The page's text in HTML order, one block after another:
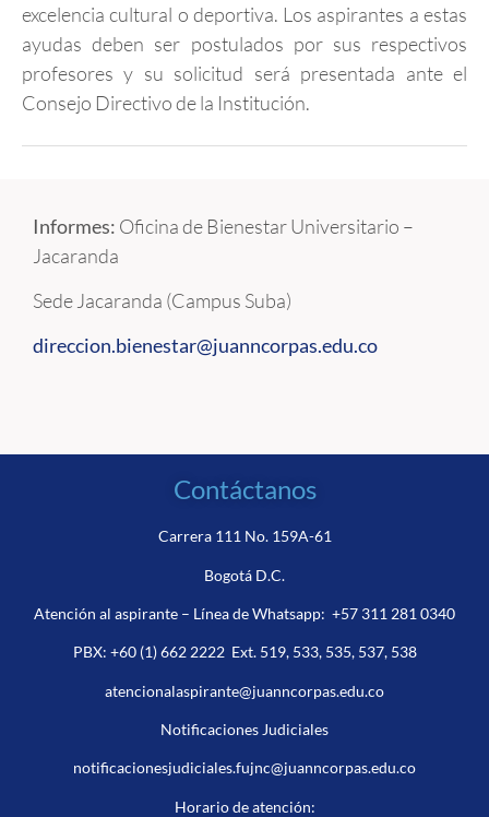
excelencia cultural o deportiva. Los aspirantes a estas
ayudas deben ser postulados por sus respectivos
profesores y su solicitud será presentada ante el
Consejo Directivo de la Institución.
Informes: Oficina de Bienestar Universitario –
Jacaranda
Sede Jacaranda (Campus Suba)
direccion.bienestar@juanncorpas.edu.co
Contáctanos
Carrera 111 No. 159A-61
Bogotá D.C.
Atención al aspirante – Línea de Whatsapp: +57 311 281 0340
PBX: +60 (1) 662 2222Ext. 519, 533, 535, 537, 538
atencionalaspirante@juanncorpas.edu.co
Notificaciones Judiciales
notificacionesjudiciales.fujnc@juanncorpas.edu.co
Horario de atención: